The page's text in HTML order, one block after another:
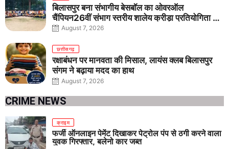
बिलासपुर बना संभागीय बेसबॉल का ओवरऑल
चैंपियन26वीं संभाग स्तरीय शालेय क्रीड़ा प्रतियोगिता में
तीनों आयु वर्गों में शानदार प्रदर्शन
August 7, 2026
छत्तीसगढ़
रक्षाबंधन पर मानवता की मिसाल, लायंस क्लब बिलासपुर
संगम ने बढ़ाया मदद का हाथ
August 7, 2026
CRIME NEWS
क्राइम
फर्जी ऑनलाइन पेमेंट दिखाकर पेट्रोल पंप से ठगी करने वाला
युवक गिरफ्तार, बलेनो कार जब्त